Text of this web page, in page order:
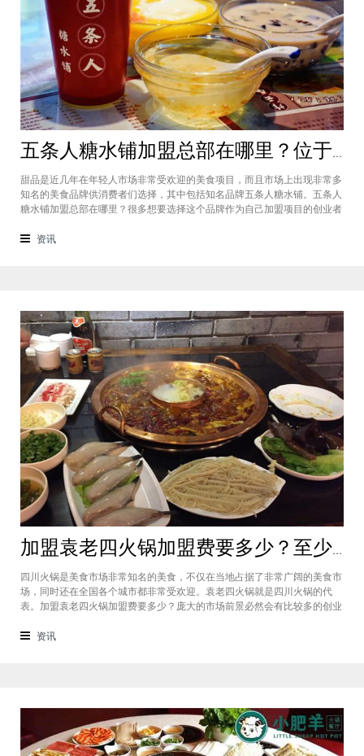
五条人糖水铺加盟总部在哪里？位于福建厦门欢迎大家前来考察
甜品是近几年在年轻人市场非常受欢迎的美食项目，而且市场上出现非常多
知名的美食品牌供消费者们选择，其中包括知名品牌五条人糖水铺。五条人
糖水铺加盟总部在哪里？很多想要选择这个品牌作为自己加盟项目的创业者
门进行考察，带大家了解五条人糖水铺加盟情况，欢迎大家前来考察。五条
资讯
加盟袁老四火锅加盟费要多少？至少50万资金你准备好了吗？
四川火锅是美食市场非常知名的美食，不仅在当地占据了非常广阔的美食市
场，同时还在全国各个城市都非常受欢迎。袁老四火锅就是四川火锅的代
表。加盟袁老四火锅加盟费要多少？庞大的市场前景必然会有比较多的创业
城市都有着不一样的加盟费标准，袁老四火锅加盟至少要有50万资金你准备
资讯